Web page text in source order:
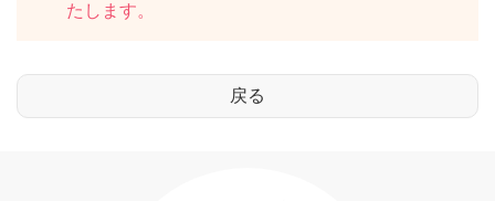
たします。